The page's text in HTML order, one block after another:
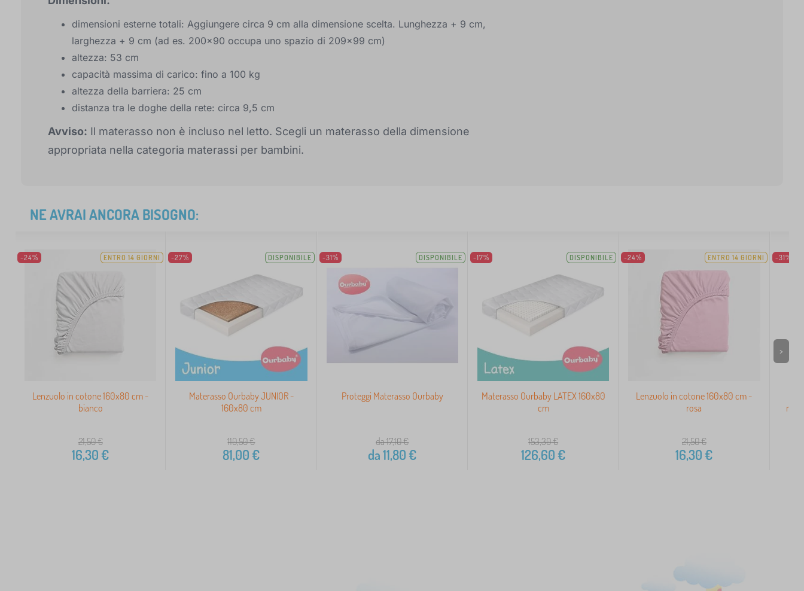
dimensioni esterne totali: Aggiungere circa 9 cm alla dimensione scelta. Lunghezza + 9 cm,
larghezza + 9 cm (ad es. 200x90 occupa uno spazio di 209x99 cm)
altezza: 53 cm
capacità massima di carico: fino a 100 kg
altezza della barriera: 25 cm
distanza tra le doghe della rete: circa 9,5 cm
Avviso: Il materasso non è incluso nel letto. Scegli un materasso della dimensione
appropriata nella categoria materassi per bambini.
NE AVRAI ANCORA BISOGNO:
-24% ENTRO 14 GIORNI
Lenzuolo in cotone 160x80 cm -
bianco
21,50€
16,30€
-27% DISPONIBILE
Materasso Ourbaby JUNIOR -
160x80 cm
110,50€
81,00€
-31% DISPONIBILE
Proteggi Materasso Ourbaby
da 17,10€
da11,80€
-17% DISPONIBILE
Materasso Ourbaby LATEX 160x80
cm
153,30€
126,60€
-24% ENTRO 14 GIORNI
Lenzuolo in cotone 160x80 cm -
rosa
21,50€
16,30€
-31%
>